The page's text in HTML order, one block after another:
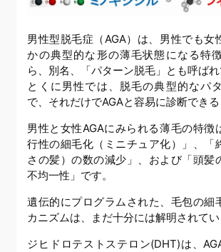
男性型脱毛症（AGA）は、男性でも女
かの典型的な形の薄毛状態になる特
ら、別名、「パターン脱毛」とも呼ばれ
とくに男性では、脱毛の典型的なパ
で、それだけでAGAと容易に診断できる
男性と女性AGAにみられる薄毛の特徴
行性の細毛化（ミニチュア化）」、「
さの髪）の数の減少」、および「頭髪
不均一性」です。
遺伝的にプログラムされた、毛包の細
カニズムは、まだ十分には解明されてい
ジヒドロテストステロン(DHT)は、